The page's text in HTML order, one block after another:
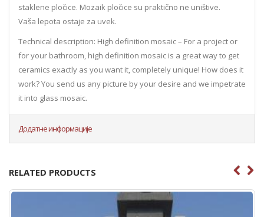
staklene pločice. Mozaik pločice su praktično ne uništive.
Vaša lepota ostaje za uvek.
Technical description: High definition mosaic – For a project or
for your bathroom, high definition mosaic is a great way to get
ceramics exactly as you want it, completely unique! How does it
work? You send us any picture by your desire and we impetrate
it into glass mosaic.
Додатне информације
RELATED PRODUCTS